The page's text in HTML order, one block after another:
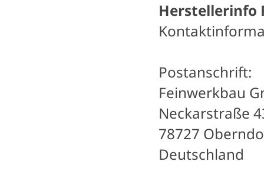
Herstellerinfo
Postanschrift:
Feinwerkbau
Neckarstraße
78727
Deutschland